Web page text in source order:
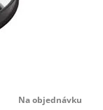
Na objednávku